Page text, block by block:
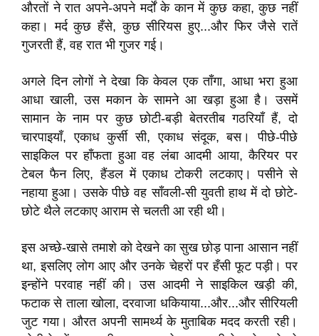
औरतों ने रात अपने-अपने मर्दों के कान में कुछ कहा, कुछ नहीं
कहा। मर्द कुछ हँसे, कुछ सीरियस हुए...और फिर जैसे रातें
गुजरती हैं, वह रात भी गुजर गई।
अगले दिन लोगों ने देखा कि केवल एक ताँगा, आधा भरा हुआ
आधा खाली, उस मकान के सामने आ खड़ा हुआ है। उसमें
सामान के नाम पर कुछ छोटी-बड़ी बेतरतीब गठरियाँ हैं, दो
चारपाइयाँ, एकाध कुर्सी सी, एकाध संदूक, बस। पीछे-पीछे
साइकिल पर हाँफता हुआ वह लंबा आदमी आया, कैरियर पर
टेबल फैन लिए, हैंडल में एकाध टोकरी लटकाए। पसीने से
नहाया हुआ। उसके पीछे वह साँवली-सी युवती हाथ में दो छोटे-
छोटे थैले लटकाए आराम से चलती आ रही थी।
इस अच्छे-खासे तमाशे को देखने का सुख छोड़ पाना आसान नहीं
था, इसलिए लोग आए और उनके चेहरों पर हँसी फूट पड़ी। पर
इन्होंने परवाह नहीं की। उस आदमी ने साइकिल खड़ी की,
फटाक से ताला खोला, दरवाजा धकियाया...और...और सीरियली
जुट गया। औरत अपनी सामर्थ्य के मुताबिक मदद करती रही।